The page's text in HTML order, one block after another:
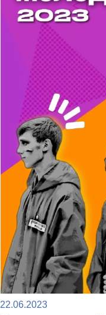
22.06.2023